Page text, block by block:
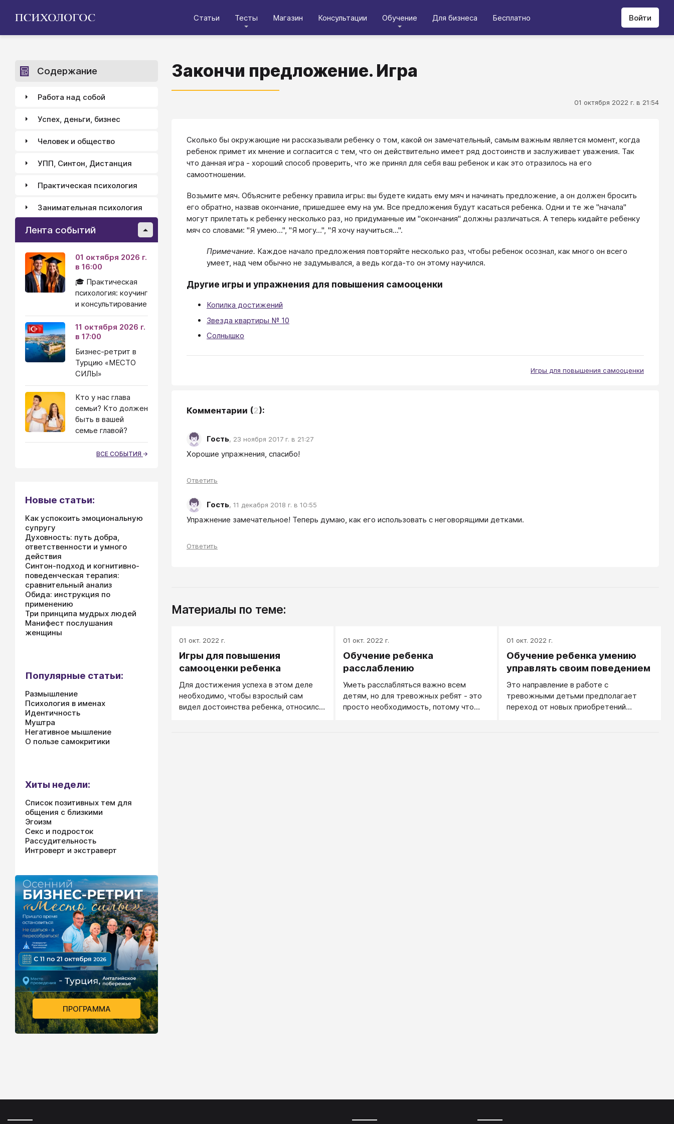
Статьи Тесты Магазин Консультации Обучение Для бизнеса Бесплатно Войти
Закончи предложение. Игра
01 октября 2022 г. в 21:54
Сколько бы окружающие ни рассказывали ребенку о том, какой он замечательный, самым важным является момент, когда
ребенок примет их мнение и согласится с тем, что он действительно имеет ряд достоинств и заслуживает уважения. Так
что данная игра - хороший способ проверить, что же принял для себя ваш ребенок и как это отразилось на его
самоотношении.
Возьмите мяч. Объясните ребенку правила игры: вы будете кидать ему мяч и начинать предложение, а он должен бросить
его обратно, назвав окончание, пришедшее ему на ум. Все предложения будут касаться ребенка. Одни и те же "начала"
могут прилетать к ребенку несколько раз, но придуманные им "окончания" должны различаться. А теперь кидайте ребенку
мяч со словами: "Я умею...", "Я могу...", "Я хочу научиться...".
Примечание. Каждое начало предложения повторяйте несколько раз, чтобы ребенок осознал, как много он всего
умеет, над чем обычно не задумывался, а ведь когда-то он этому научился.
Другие игры и упражнения для повышения самооценки
Копилка достижений
Звезда квартиры № 10
Солнышко
Игры для повышения самооценки
Комментарии (2):
Гость, 23 ноября 2017 г. в 21:27
Хорошие упражнения, спасибо!
Ответить
Гость, 11 декабря 2018 г. в 10:55
Упражнение замечательное! Теперь думаю, как его использовать с неговорящими детками.
Ответить
Материалы по теме:
01 окт. 2022 г.
Игры для повышения
самооценки ребенка
Для достижения успеха в этом деле
необходимо, чтобы взрослый сам
видел достоинства ребенка, относился
01 окт. 2022 г.
Обучение ребенка
расслаблению
Уметь расслабляться важно всем
детям, но для тревожных ребят - это
просто необходимость, потому что
01 окт. 2022 г.
Обучение ребенка умению
управлять своим поведением
Это направление в работе с
тревожными детьми предполагает
переход от новых приобретений
Содержание
Работа над собой
Успех, деньги, бизнес
Человек и общество
УПП, Синтон, Дистанция
Практическая психология
Занимательная психология
Лента событий
01 октября 2026 г.
в 16:00
🎓 Практическая
психология: коучинг
и консультирование
11 октября 2026 г.
в 17:00
Бизнес-ретрит в
Турцию «МЕСТО
СИЛЫ»
Кто у нас глава
семьи? Кто должен
быть в вашей
семье главой?
ВСЕ СОБЫТИЯ
Новые статьи:
Как успокоить эмоциональную
супругу
Духовность: путь добра,
ответственности и умного
действия
Синтон-подход и когнитивно-
поведенческая терапия:
сравнительный анализ
Обида: инструкция по
применению
Три принципа мудрых людей
Манифест послушания
женщины
Популярные статьи:
Размышление
Психология в именах
Идентичность
Муштра
Негативное мышление
О пользе самокритики
Хиты недели:
Список позитивных тем для
общения с близкими
Эгоизм
Секс и подросток
Рассудительность
Интроверт и экстраверт
ПРОГРАММА